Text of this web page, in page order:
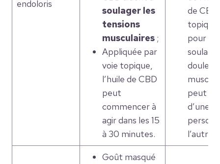
endoloris
soulager les
tensions
musculaires ;
Appliquée par
voie topique,
l’huile de CBD
peut
commencer à
agir dans les 15
à 30 minutes.
de CBD
topique
pour
douleur
peut
d’une
l’autre.
Goût masqué